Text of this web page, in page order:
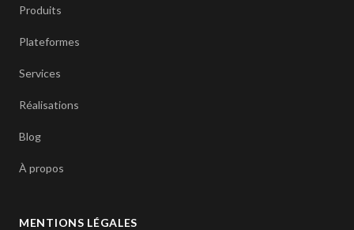
Produits
Plateformes
Services
Réalisations
Blog
À propos
MENTIONS LÉGALES